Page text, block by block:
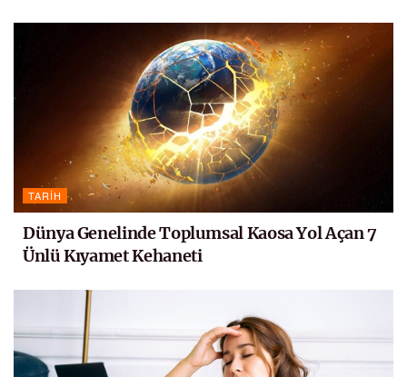
TARIH
Dünya Genelinde Toplumsal Kaosa Yol Açan 7
Ünlü Kıyamet Kehaneti